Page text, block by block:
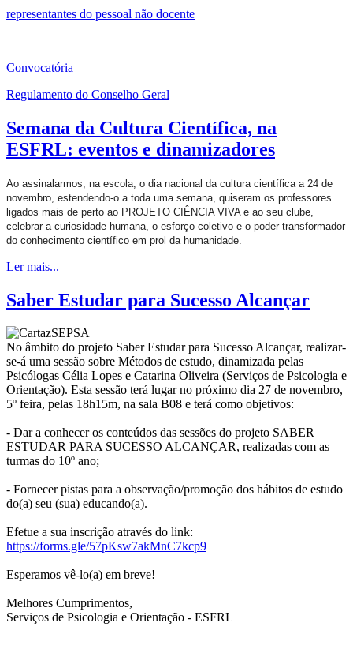
representantes do pessoal não docente
Convocatória
Regulamento do Conselho Geral
Semana da Cultura Científica, na
ESFRL: eventos e dinamizadores
Ao assinalarmos, na escola, o dia nacional da cultura científica a 24 de
novembro, estendendo-o a toda uma semana, quiseram os professores
ligados mais de perto ao PROJETO CIÊNCIA VIVA e ao seu clube,
celebrar a curiosidade humana, o esforço coletivo e o poder transformador
do conhecimento científico em prol da humanidade.
Ler mais...
Saber Estudar para Sucesso Alcançar
No âmbito do projeto Saber Estudar para Sucesso Alcançar, realizar-
se-á uma sessão sobre Métodos de estudo, dinamizada pelas
Psicólogas Célia Lopes e Catarina Oliveira (Serviços de Psicologia e
Orientação). Esta sessão terá lugar no próximo dia 27 de novembro,
5º feira, pelas 18h15m, na sala B08 e terá como objetivos:
- Dar a conhecer os conteúdos das sessões do projeto SABER
ESTUDAR PARA SUCESSO ALCANÇAR, realizadas com as
turmas do 10º ano;
- Fornecer pistas para a observação/promoção dos hábitos de estudo
do(a) seu (sua) educando(a).
Efetue a sua inscrição através do link:
https://forms.gle/57pKsw7akMnC7kcp9
Esperamos vê-lo(a) em breve!
Melhores Cumprimentos,
Serviços de Psicologia e Orientação - ESFRL